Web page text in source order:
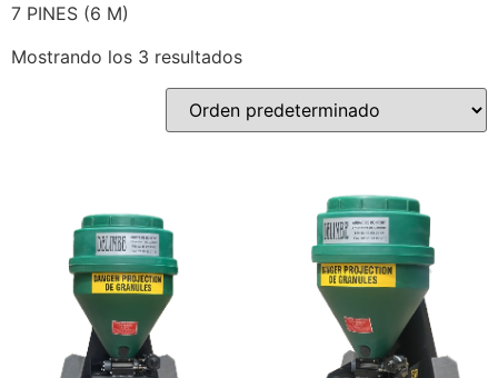
7 PINES (6 M)
Mostrando los 3 resultados